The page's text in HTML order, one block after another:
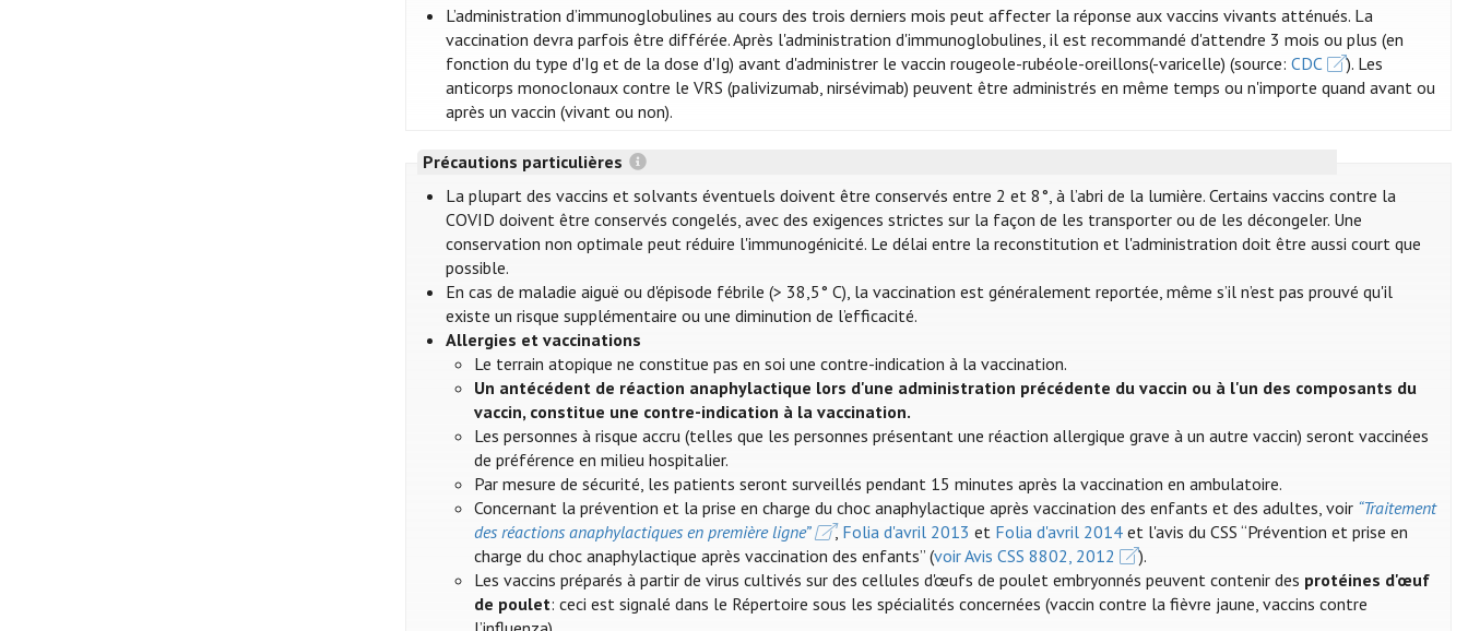
L’administration d’immunoglobulines au cours des trois derniers mois peut affecter la réponse aux vaccins vivants atténués. La
vaccination devra parfois être différée. Après l'administration d'immunoglobulines, il est recommandé d'attendre 3 mois ou plus (en
fonction du type d'Ig et de la dose d'Ig) avant d'administrer le vaccin rougeole-rubéole-oreillons(-varicelle) (source:CDC
). Les
anticorps monoclonaux contre le VRS (palivizumab, nirsévimab) peuvent être administrés en même temps ou n'importe quand avant ou
après un vaccin (vivant ou non).
Précautions particulières
La plupart des vaccins et solvants éventuels doivent être conservés entre 2 et 8°, à l’abri de la lumière. Certains vaccins contre la
COVID doivent être conservés congelés, avec des exigences strictes sur la façon de les transporter ou de les décongeler. Une
conservation non optimale peut réduire l'immunogénicité. Le délai entre la reconstitution et l'administration doit être aussi court que
possible.
En cas de maladie aiguë ou d'épisode fébrile (> 38,5° C), la vaccination est généralement reportée, même s’il n’est pas prouvé qu'il
existe un risque supplémentaire ou une diminution de l’efficacité.
Allergies et vaccinations
Le terrain atopique ne constitue pas en soi une contre-indication à la vaccination.
Un antécédent de réaction anaphylactique lors d'une administration précédente du vaccin ou à l'un des composants du
vaccin, constitue une contre-indication à la vaccination.
Les personnes à risque accru (telles que les personnes présentant une réaction allergique grave à un autre vaccin) seront vaccinées
de préférence en milieu hospitalier.
Par mesure de sécurité, les patients seront surveillés pendant 15 minutes après la vaccination en ambulatoire.
Concernant la prévention et la prise en charge du choc anaphylactique après vaccination des enfants et des adultes, voir “Traitement
des réactions anaphylactiques en première ligne”
, Folia d'avril 2013 et Folia d'avril 2014 et l'avis du CSS “Prévention et prise en
charge du choc anaphylactique après vaccination des enfants” (voir Avis CSS 8802, 2012
).
Les vaccins préparés à partir de virus cultivés sur des cellules d'œufs de poulet embryonnés peuvent contenir des protéines d'œuf
de poulet: ceci est signalé dans le Répertoire sous les spécialités concernées (vaccin contre la fièvre jaune, vaccins contre